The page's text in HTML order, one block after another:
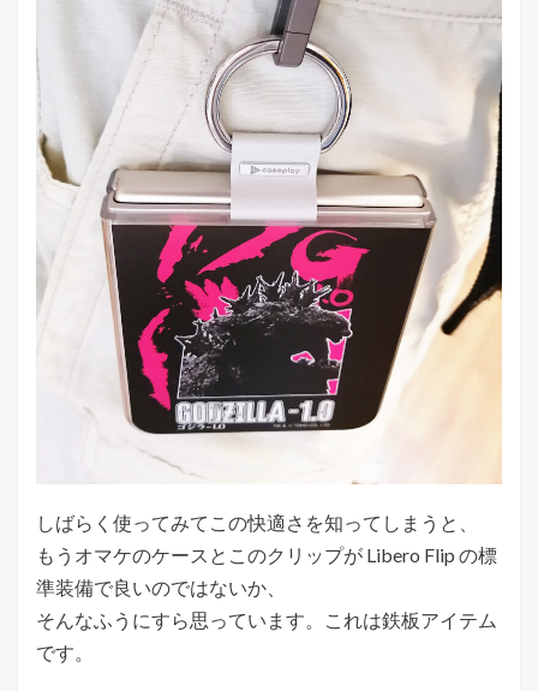
しばらく使ってみてこの快適さを知ってしまうと、
もうオマケのケースとこのクリップが Libero Flip の標
準装備で良いのではないか、
そんなふうにすら思っています。これは鉄板アイテム
です。